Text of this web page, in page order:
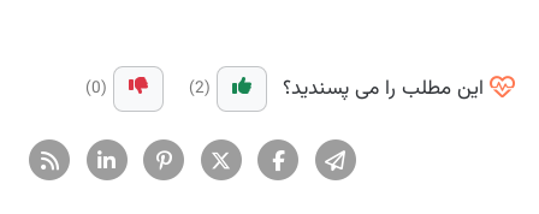
این مطلب را می پسندید؟ (2)
(0)